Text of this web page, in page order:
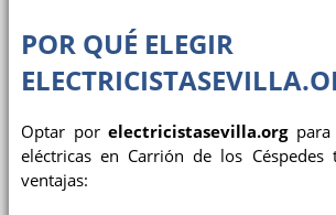
POR QUÉ ELEGIR
Optar porelectricistasevilla.orgpara
eléctricas en Carrión de los Céspedes
ventajas: